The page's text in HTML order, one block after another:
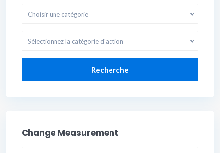
Choisir une catégorie
Sélectionnez la catégorie d'action
Recherche
Change Measurement